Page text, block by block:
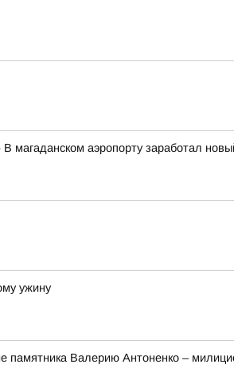
магаданском аэропорту заработал
ужину
памятника Валерию Антоненко –